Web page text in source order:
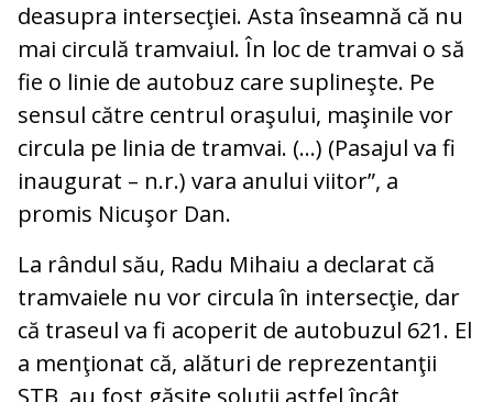
deasupra intersecţiei. Asta înseamnă că nu
mai circulă tramvaiul. În loc de tramvai o să
fie o linie de autobuz care suplineşte. Pe
sensul către centrul oraşului, maşinile vor
circula pe linia de tramvai. (…) (Pasajul va fi
inaugurat – n.r.) vara anului viitor”, a
promis Nicuşor Dan.
La rândul său, Radu Mihaiu a declarat că
tramvaiele nu vor circula în intersecţie, dar
că traseul va fi acoperit de autobuzul 621. El
a menţionat că, alături de reprezentanţii